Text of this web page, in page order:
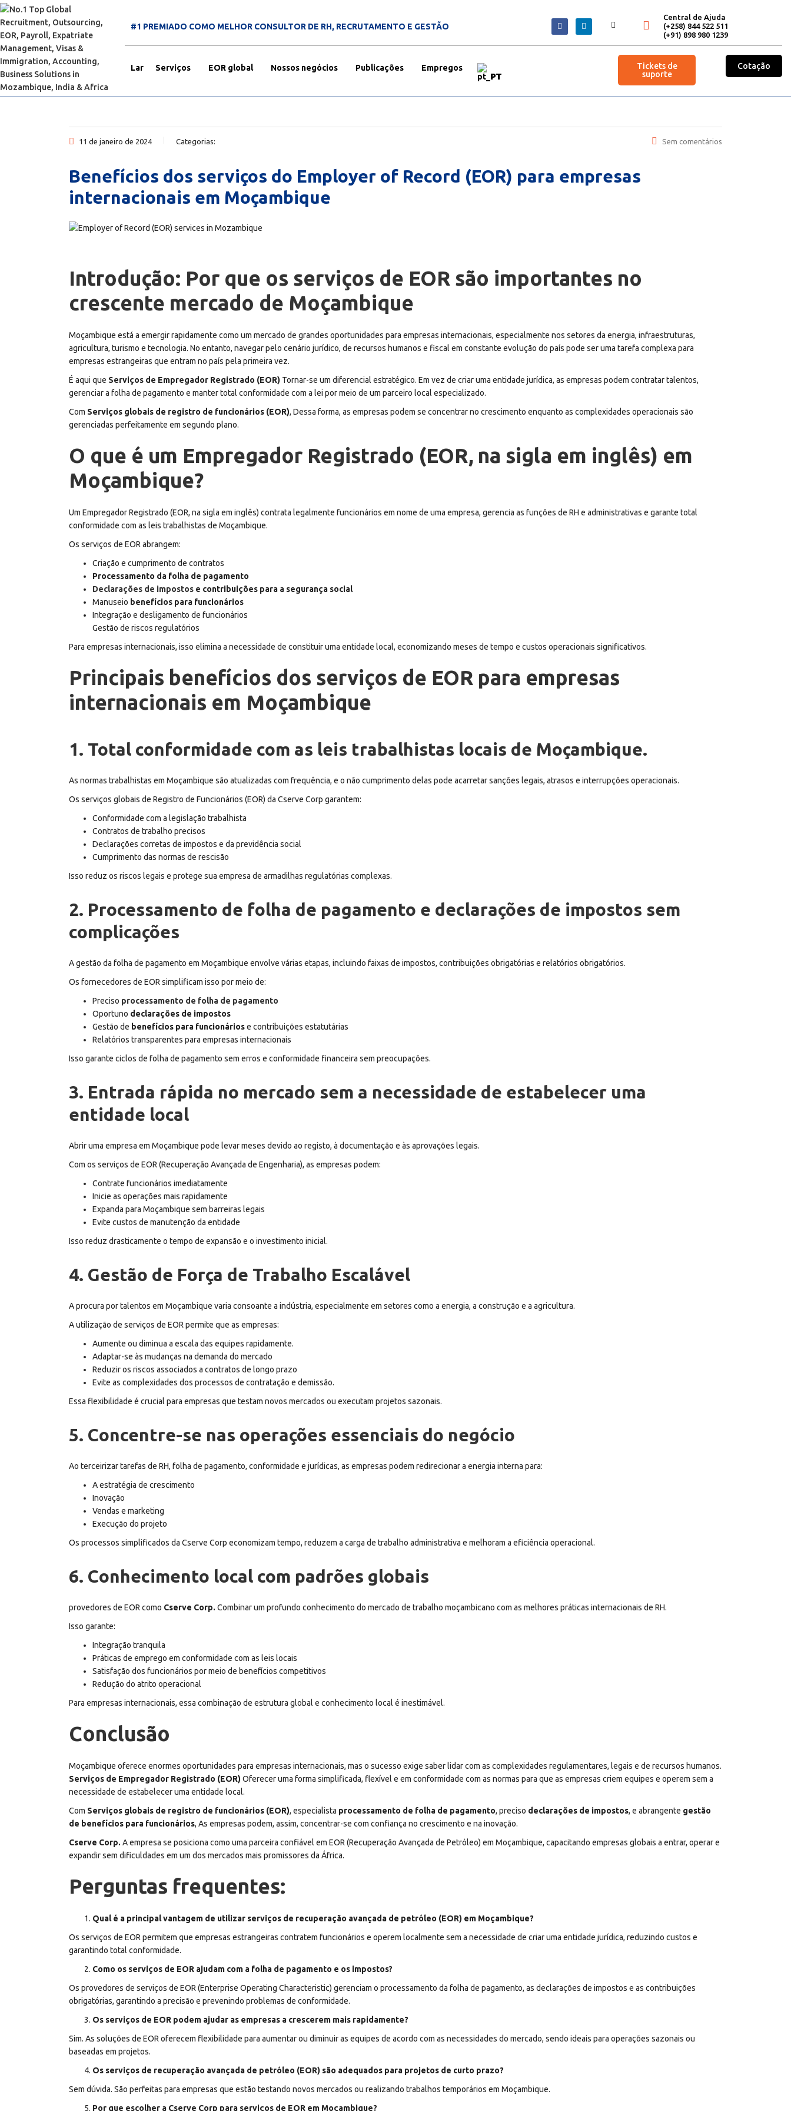
#1 PREMIADO COMO MELHOR CONSULTOR DE RH, RECRUTAMENTO E GESTÃO
Central de Ajuda
(+258) 844 522 511
(+91) 898 980 1239
Lar Serviços EOR global Nossos negócios Publicações
Empregos
PT
Tickets de
suporte
Cotação
11 de janeiro de 2024 Categorias: Sem comentários
Benefícios dos serviços do Employer of Record (EOR) para empresas
internacionais em Moçambique
Introdução: Por que os serviços de EOR são importantes no
crescente mercado de Moçambique
Moçambique está a emergir rapidamente como um mercado de grandes oportunidades para empresas internacionais, especialmente nos setores da energia, infraestruturas,
agricultura, turismo e tecnologia. No entanto, navegar pelo cenário jurídico, de recursos humanos e fiscal em constante evolução do país pode ser uma tarefa complexa para
empresas estrangeiras que entram no país pela primeira vez.
É aqui que Serviços de Empregador Registrado (EOR) Tornar-se um diferencial estratégico. Em vez de criar uma entidade jurídica, as empresas podem contratar talentos,
gerenciar a folha de pagamento e manter total conformidade com a lei por meio de um parceiro local especializado.
Com Serviços globais de registro de funcionários (EOR), Dessa forma, as empresas podem se concentrar no crescimento enquanto as complexidades operacionais são
gerenciadas perfeitamente em segundo plano.
O que é um Empregador Registrado (EOR, na sigla em inglês) em
Moçambique?
Um Empregador Registrado (EOR, na sigla em inglês) contrata legalmente funcionários em nome de uma empresa, gerencia as funções de RH e administrativas e garante total
conformidade com as leis trabalhistas de Moçambique.
Os serviços de EOR abrangem:
Criação e cumprimento de contratos
Processamento da folha de pagamento
Declarações de impostos e contribuições para a segurança social
Manuseio benefícios para funcionários
Integração e desligamento de funcionários
Gestão de riscos regulatórios
Para empresas internacionais, isso elimina a necessidade de constituir uma entidade local, economizando meses de tempo e custos operacionais significativos.
Principais benefícios dos serviços de EOR para empresas
internacionais em Moçambique
1. Total conformidade com as leis trabalhistas locais de Moçambique.
As normas trabalhistas em Moçambique são atualizadas com frequência, e o não cumprimento delas pode acarretar sanções legais, atrasos e interrupções operacionais.
Os serviços globais de Registro de Funcionários (EOR) da Cserve Corp garantem:
Conformidade com a legislação trabalhista
Contratos de trabalho precisos
Declarações corretas de impostos e da previdência social
Cumprimento das normas de rescisão
Isso reduz os riscos legais e protege sua empresa de armadilhas regulatórias complexas.
2. Processamento de folha de pagamento e declarações de impostos sem
complicações
A gestão da folha de pagamento em Moçambique envolve várias etapas, incluindo faixas de impostos, contribuições obrigatórias e relatórios obrigatórios.
Os fornecedores de EOR simplificam isso por meio de:
Preciso processamento de folha de pagamento
Oportuno declarações de impostos
Gestão de benefícios para funcionáriose contribuições estatutárias
Relatórios transparentes para empresas internacionais
Isso garante ciclos de folha de pagamento sem erros e conformidade financeira sem preocupações.
3. Entrada rápida no mercado sem a necessidade de estabelecer uma
entidade local
Abrir uma empresa em Moçambique pode levar meses devido ao registo, à documentação e às aprovações legais.
Com os serviços de EOR (Recuperação Avançada de Engenharia), as empresas podem:
Contrate funcionários imediatamente
Inicie as operações mais rapidamente
Expanda para Moçambique sem barreiras legais
Evite custos de manutenção da entidade
Isso reduz drasticamente o tempo de expansão e o investimento inicial.
4. Gestão de Força de Trabalho Escalável
A procura por talentos em Moçambique varia consoante a indústria, especialmente em setores como a energia, a construção e a agricultura.
A utilização de serviços de EOR permite que as empresas:
Aumente ou diminua a escala das equipes rapidamente.
Adaptar-se às mudanças na demanda do mercado
Reduzir os riscos associados a contratos de longo prazo
Evite as complexidades dos processos de contratação e demissão.
Essa flexibilidade é crucial para empresas que testam novos mercados ou executam projetos sazonais.
5. Concentre-se nas operações essenciais do negócio
Ao terceirizar tarefas de RH, folha de pagamento, conformidade e jurídicas, as empresas podem redirecionar a energia interna para:
A estratégia de crescimento
Inovação
Vendas e marketing
Execução do projeto
Os processos simplificados da Cserve Corp economizam tempo, reduzem a carga de trabalho administrativa e melhoram a eficiência operacional.
6. Conhecimento local com padrões globais
provedores de EOR como Cserve Corp. Combinar um profundo conhecimento do mercado de trabalho moçambicano com as melhores práticas internacionais de RH.
Isso garante:
Integração tranquila
Práticas de emprego em conformidade com as leis locais
Satisfação dos funcionários por meio de benefícios competitivos
Redução do atrito operacional
Para empresas internacionais, essa combinação de estrutura global e conhecimento local é inestimável.
Conclusão
Moçambique oferece enormes oportunidades para empresas internacionais, mas o sucesso exige saber lidar com as complexidades regulamentares, legais e de recursos humanos.
Serviços de Empregador Registrado (EOR) Oferecer uma forma simplificada, flexível e em conformidade com as normas para que as empresas criem equipes e operem sem a
necessidade de estabelecer uma entidade local.
Com Serviços globais de registro de funcionários (EOR), especialista processamento de folha de pagamento, preciso declarações de impostos, e abrangente gestão
de benefícios para funcionários, As empresas podem, assim, concentrar-se com confiança no crescimento e na inovação.
Cserve Corp. A empresa se posiciona como uma parceira confiável em EOR (Recuperação Avançada de Petróleo) em Moçambique, capacitando empresas globais a entrar, operar e
expandir sem dificuldades em um dos mercados mais promissores da África.
Perguntas frequentes:
Qual é a principal vantagem de utilizar serviços de recuperação avançada de petróleo (EOR) em Moçambique?
Os serviços de EOR permitem que empresas estrangeiras contratem funcionários e operem localmente sem a necessidade de criar uma entidade jurídica, reduzindo custos e
garantindo total conformidade.
Como os serviços de EOR ajudam com a folha de pagamento e os impostos?
Os provedores de serviços de EOR (Enterprise Operating Characteristic) gerenciam o processamento da folha de pagamento, as declarações de impostos e as contribuições
obrigatórias, garantindo a precisão e prevenindo problemas de conformidade.
Os serviços de EOR podem ajudar as empresas a crescerem mais rapidamente?
Sim. As soluções de EOR oferecem flexibilidade para aumentar ou diminuir as equipes de acordo com as necessidades do mercado, sendo ideais para operações sazonais ou
baseadas em projetos.
Os serviços de recuperação avançada de petróleo (EOR) são adequados para projetos de curto prazo?
Sem dúvida. São perfeitas para empresas que estão testando novos mercados ou realizando trabalhos temporários em Moçambique.
Por que escolher a Cserve Corp para serviços de EOR em Moçambique?